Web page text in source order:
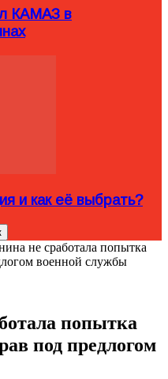
КАМАЗ в
и как её выбрать?
не сработала попытка
военной службы
попытка
под предлогом